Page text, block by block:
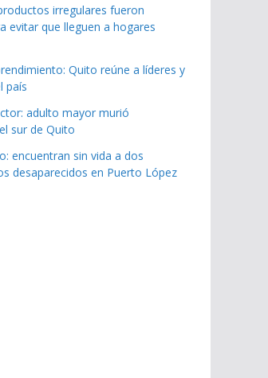
irregulares fueron
evitar que lleguen a hogares
Quito reúne a líderes y
país
adulto mayor murió
sur de Quito
encuentran sin vida a dos
desaparecidos en Puerto López